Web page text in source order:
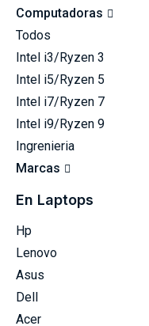
Computadoras
Todos
Intel i3/Ryzen 3
Intel i5/Ryzen 5
Intel i7/Ryzen 7
Intel i9/Ryzen 9
Ingrenieria
Marcas
En Laptops
Hp
Lenovo
Asus
Dell
Acer